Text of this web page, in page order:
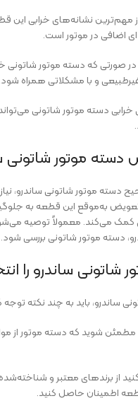
مهم‌ترین نشانه‌های خرابی این
اضافی در موتور است.
در صورتی که دسته موتور
و با مشکلاتی همراه شود.
دسته موتور شاتونی
موتور شاتونی
دسته موتور شاتونی ساندرو،
به‌موقع این قطعه به
شاتونی ساندرو را
ساندرو، باید به چند نکته توجه
مطمئن شوید که دسته موتور از
از برندهای معتبر و شناخته‌شده
اطمینان حاصل کنید.